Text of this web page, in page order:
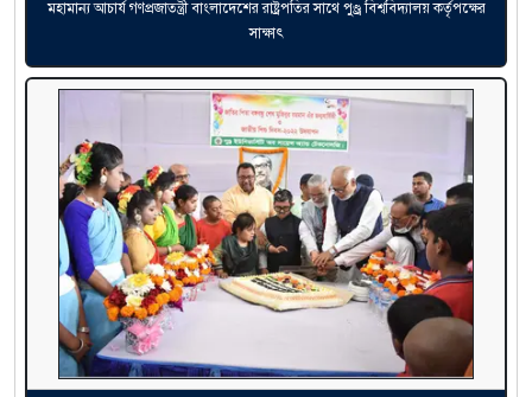
মহামান্য আচার্য গণপ্রজাতন্ত্রী বাংলাদেশের রাষ্ট্রপতির সাথে পুণ্ড্র বিশ্ববিদ্যালয় কর্তৃপক্ষের
সাক্ষাৎ